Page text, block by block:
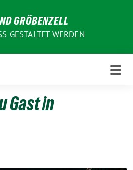
GRÖBENZELL
GESTALTET WERDEN
Gast in